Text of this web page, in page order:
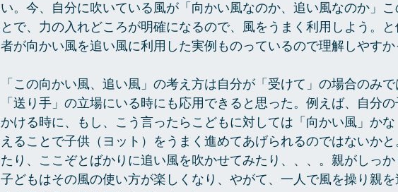
い。今、自分に吹いている風が「向かい風なのか、追い風なのか」
とで、力の入れどころが明確になるので、風をうまく利用しよう。
者が向かい風を追い風に利用した実例ものっているので理解しやすか
「この向かい風、追い風」の考え方は自分が「受けて」の場合のみで
「送り手」の立場にいる時にも応用できると思った。例えば、自分
かける時に、もし、こう言ったらこどもに対しては「向かい風」か
えることで子供（ヨット）をうまく進めてあげられるのではないか
たり、ここぞとばかりに追い風を吹かせてみたり、、、。親がしっか
子どもはその風の使い方が楽しくなり、やがて、一人で風を操り親